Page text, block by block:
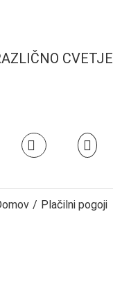
CVETJE
/ Plačilni pogoji